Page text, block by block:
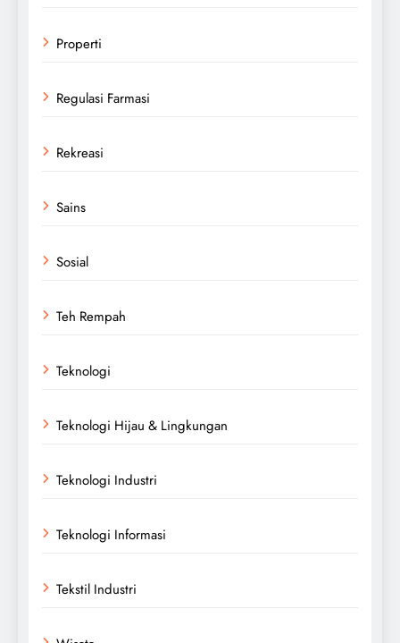
Properti
Regulasi Farmasi
Rekreasi
Sains
Sosial
Teh Rempah
Teknologi
Teknologi Hijau & Lingkungan
Teknologi Industri
Teknologi Informasi
Tekstil Industri